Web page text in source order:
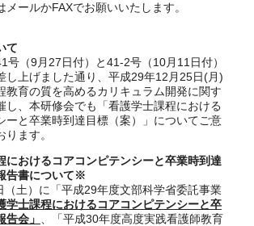
ールかFAXでお願いいたします。
て
号（9月27日付）と41-2号（10月11日付）
し上げました通り、平成29年12月25日(月)
教育の質を高めるカリキュラム開発に関す
し、本研修会でも「看護学士課程における
ーと卒業時到達目標（案）」についてご意
ります。
におけるコアコンピテンシーと卒業時到達
告書について※
（土）に「平成29年度文部科学省委託事業
学士課程におけるコアコンピテンシーと卒
会」
、「平成30年度高度実践看護師教育